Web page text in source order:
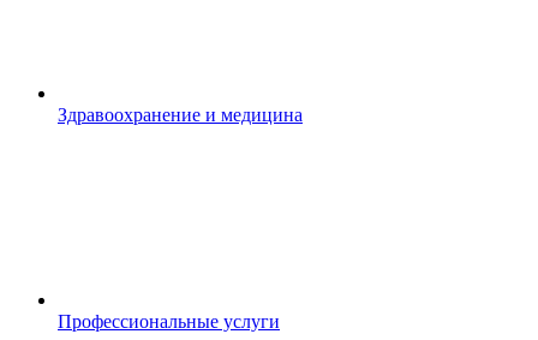
Здравоохранение и медицина
Профессиональные услуги